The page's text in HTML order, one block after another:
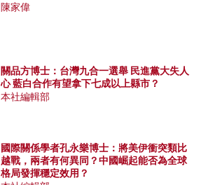
陳家偉
關品方博士：台灣九合一選舉 民進黨大失人
心 藍白合作有望拿下七成以上縣市？
本社編輯部
國際關係學者孔永樂博士：將美伊衝突類比
越戰，兩者有何異同？中國崛起能否為全球
格局發揮穩定效用？